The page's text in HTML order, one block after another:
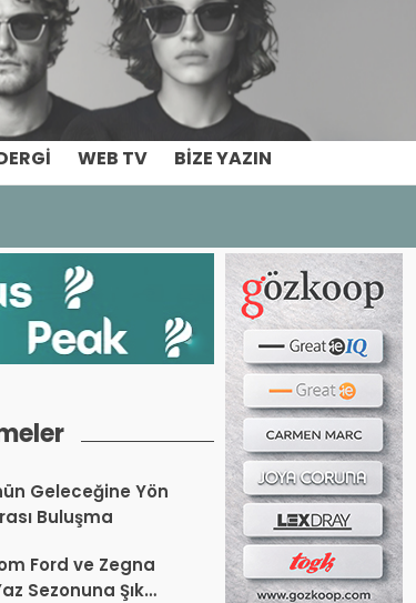
WEB TV BIZE YAZIN
Geleceğine Yön
Buluşma
Ford ve Zegna
Sezonuna Şık